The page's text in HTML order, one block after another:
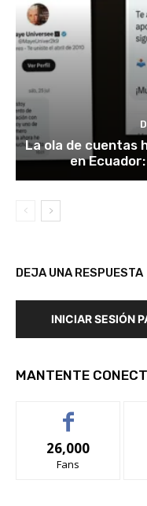
La ola de cuentas
en
DEJA UNA RESPUESTA
INICIAR SESIÓN
MANTENTE
26,000
Fans